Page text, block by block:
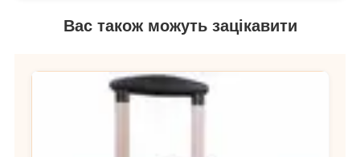
Вас також можуть зацікавити